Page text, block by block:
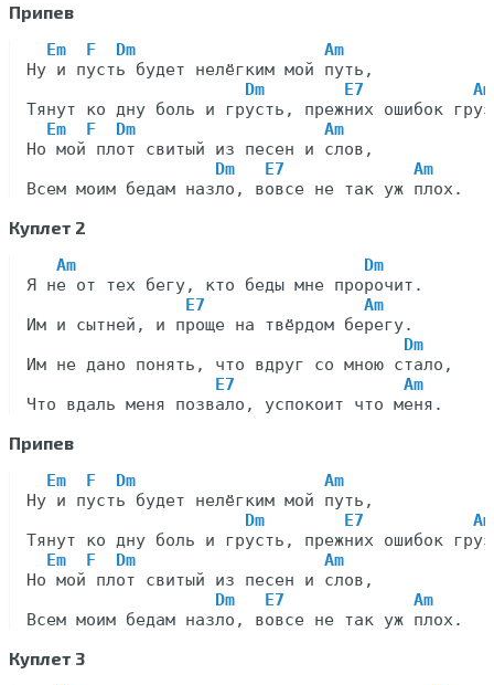
Припев
Em  F  Dm                   Am
Ну и пусть будет нелёгким мой путь,
Dm        E7           Am
Тянут ко дну боль и грусть, прежних ошибок
Em  F  Dm                   Am
Но мой плот свитый из песен и слов,
Dm   E7             Am
Куплет 2
Am                             Dm
Я не от тех бегу, кто беды мне пророчит.
E7                Am
Им и сытней, и проще на твёрдом берегу.
Dm
Им не дано понять, что вдруг со мною стало,
E7                 Am
Припев
Em  F  Dm                   Am
Ну и пусть будет нелёгким мой путь,
Dm        E7           Am
Тянут ко дну боль и грусть, прежних ошибок
Em  F  Dm                   Am
Но мой плот свитый из песен и слов,
Dm   E7             Am
Куплет 3